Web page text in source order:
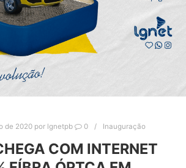
de 2020 por lgnetpb 0 Inauguração
COM INTERNET